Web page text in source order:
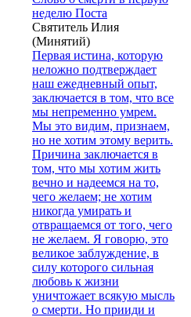
неделю Поста
Святитель Илия
(Минятий)
Первая истина, которую
неложно подтверждает
наш ежедневный опыт,
заключается в том, что все
мы непременно умрем.
Мы это видим, признаем,
но не хотим этому верить.
Причина заключается в
том, что мы хотим жить
вечно и надеемся на то,
чего желаем; не хотим
никогда умирать и
отвращаемся от того, чего
не желаем. Я говорю, это
великое заблуждение, в
силу которого сильная
любовь к жизни
уничтожает всякую мысль
о смерти. Но прииди и